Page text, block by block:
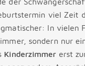
viel Zeit
In vielen
sondern nur
Kinderzimmer erst